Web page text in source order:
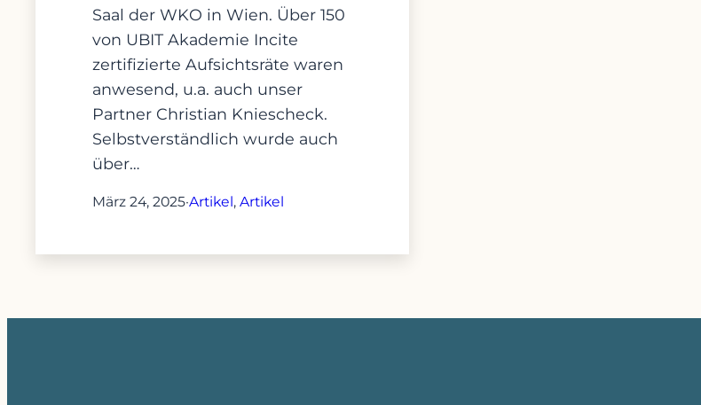
Saal der WKO in Wien. Über 150
von UBIT Akademie Incite
zertifizierte Aufsichtsräte waren
anwesend, u.a. auch unser
Partner Christian Kniescheck.
Selbstverständlich wurde auch
über…
März 24, 2025·Artikel, Artikel